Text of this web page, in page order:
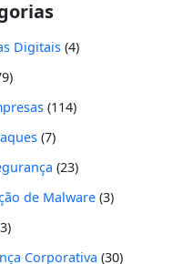
Digitais (4)
(114)
(7)
(23)
de Malware (3)
Corporativa (30)